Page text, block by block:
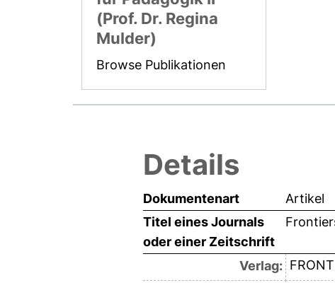
(Prof. Dr. Regina
Mulder)
Browse Publikationen
Details
Dokumentenart
Artikel
Titel eines Journals
oder einer Zeitschrift
Verlag: